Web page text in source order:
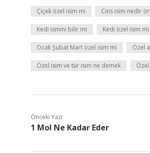
Çiçek özel isim mi Cins isim nedir
Kedi ismini bilir mi Kedi özel isim mi
Ocak Şubat Mart özel isim mi Özel
Özel isim ve tür isim ne demek
Önceki Yazı
1 Mol Ne Kadar Eder